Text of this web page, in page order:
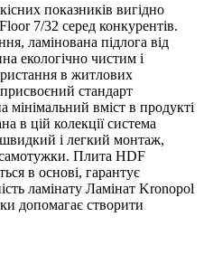
показників вигідно
7/32 серед конкурентів.
ламінована підлога від
екологічно чистим і
в житлових
стандарт
мінімальний вміст в продукті
в цій колекції система
і легкий монтаж,
самотужки. Плита HDF
в основі, гарантує
ламінату Ламінат Kronopol
допомагає створити